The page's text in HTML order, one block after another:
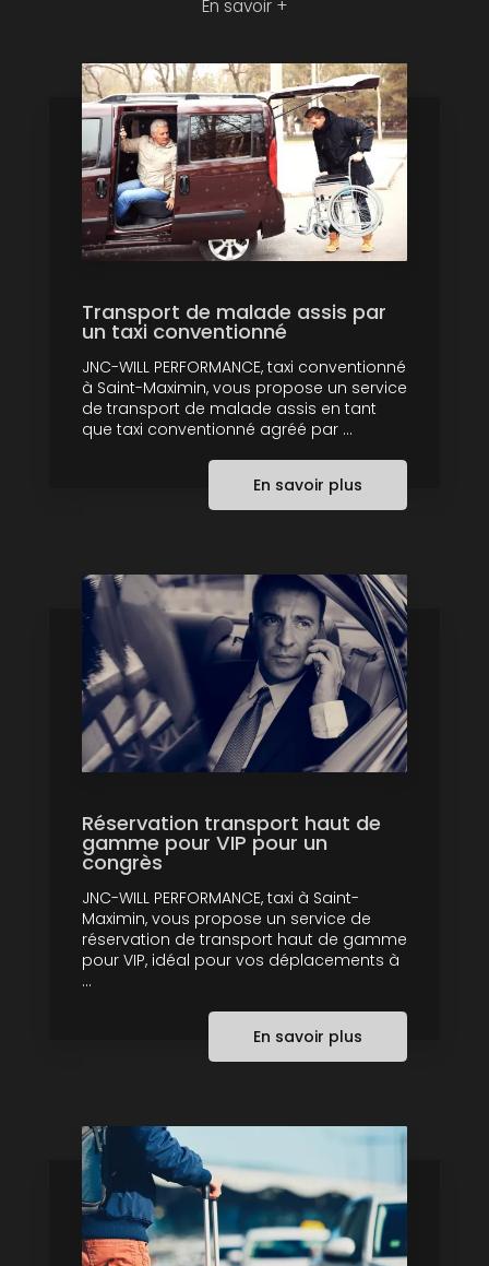
En savoir +
Transport de malade assis par
un taxi conventionné
JNC-WILL PERFORMANCE, taxi conventionné
à Saint-Maximin, vous propose un service
de transport de malade assis en tant
que taxi conventionné agréé par ...
En savoir plus
Réservation transport haut de
gamme pour VIP pour un
congrès
JNC-WILL PERFORMANCE, taxi à Saint-
Maximin, vous propose un service de
réservation de transport haut de gamme
pour VIP, idéal pour vos déplacements à
...
En savoir plus